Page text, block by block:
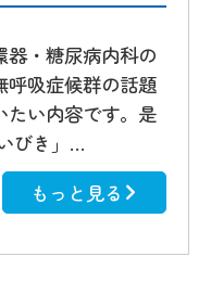
器・糖尿病内科の
呼吸症候群の話題
たい内容です。是
びき」…
もっと見る